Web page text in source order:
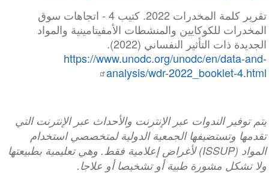
تقرير كلمة المخدرات 2022. كتيب 4 - اتجاهات سوق
المخدرات للكوكايين والمنشطات الأمفيتامينية والمواد
الجديدة ذات التأثير النفساني (2022).
https://www.unodc.org/unodc/en/data-and-
analysis/wdr-2022_booklet-4.html
يتم توفير الندوات عبر الإنترنت والأحداث عبر الإنترنت التي
تقدمها وتستضيفها الجمعية الدولية لمتخصصي استخدام
المواد (ISSUP) لأغراض إعلامية فقط. وهي تعليمية بطبيعتها
ولا تشكل مشورة طبية أو تشخيصا أو علاجا.